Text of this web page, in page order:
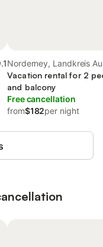
Norderney, Landkreis
Vacation rental for 2
and balcony
Free cancellation
from$182per night